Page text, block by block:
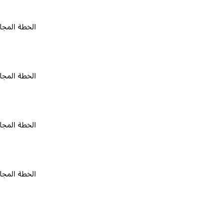
الخطة المجانية ٠
الخطة المجانية ٠
الخطة المجانية ٠
الخطة المجانية ٠